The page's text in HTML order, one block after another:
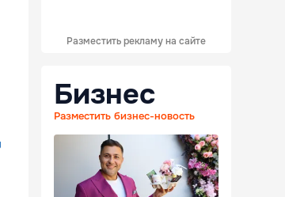
Разместить рекламу на сайте
Бизнес
Разместить бизнес-новость